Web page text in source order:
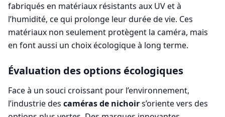
fabriqués en matériaux résistants aux UV et à
l’humidité, ce qui prolonge leur durée de vie. Ces
matériaux non seulement protègent la caméra, mais
en font aussi un choix écologique à long terme.
Évaluation des options écologiques
Face à un souci croissant pour l’environnement,
l’industrie des caméras de nichoirs’oriente vers des